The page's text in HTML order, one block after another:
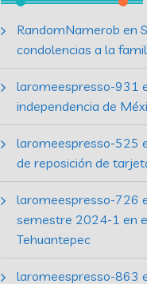
RandomNamerob en
condolencias a la
laromeespresso-931
independencia de
laromeespresso-525
de reposición de
laromeespresso-726
semestre 2024-1 en
Tehuantepec
laromeespresso-863